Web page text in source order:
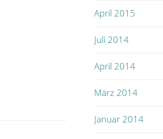
April 2015
Juli 2014
April 2014
März 2014
Januar 2014